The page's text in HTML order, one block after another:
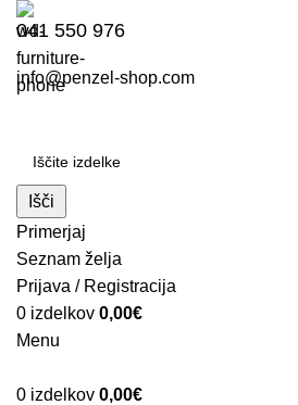
041 550 976
info@penzel-shop.com
Išči
Primerjaj
Seznam želja
Prijava / Registracija
0 izdelkov 0,00€
Menu
0 izdelkov 0,00€